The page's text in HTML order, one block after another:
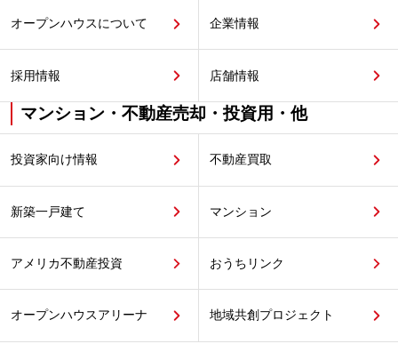
オープンハウスについて 企業情報
採用情報 店舗情報
マンション・不動産売却・投資用・他
投資家向け情報 不動産買取
新築一戸建て マンション
アメリカ不動産投資 おうちリンク
オープンハウスアリーナ 地域共創プロジェクト